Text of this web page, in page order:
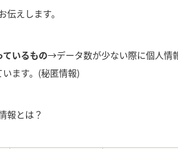
えします。
いるもの→データ数が少ない際に個人情
ます。(秘匿情報)
報とは？